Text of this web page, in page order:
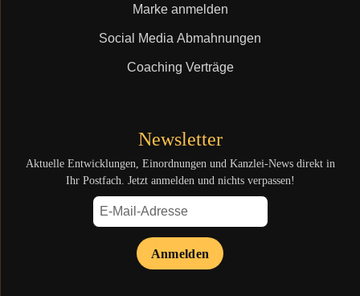
Marke anmelden
Social Media Abmahnungen
Coaching Verträge
Newsletter
Aktuelle Entwicklungen, Einordnungen und Kanzlei-News direkt in
Ihr Postfach. Jetzt anmelden und nichts verpassen!
Anmelden